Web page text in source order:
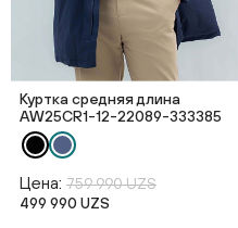
Куртка средняя длина
AW25CR1-12-22089-333385
Цена: 759 990 UZS
499 990 UZS